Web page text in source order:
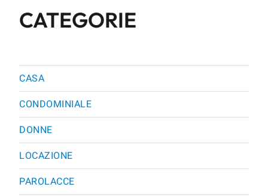
CATEGORIE
CASA
CONDOMINIALE
DONNE
LOCAZIONE
PAROLACCE